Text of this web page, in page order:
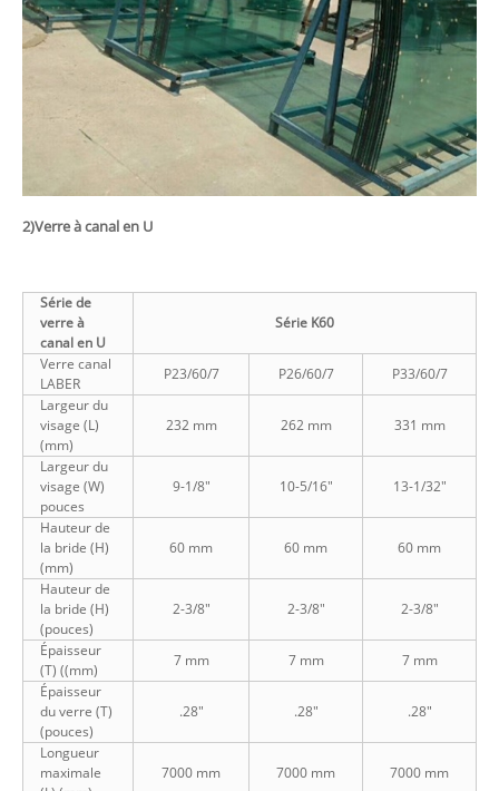
2)Verre à canal en U
Série de
verre à
canal en U
Série K60
Verre canal
LABER
P23/60/7 P26/60/7
P33/60/7
Largeur du
visage (L)
(mm)
232 mm 262 mm 331 mm
Largeur du
visage (W)
pouces
9-1/8" 10-5/16" 13-1/32"
Hauteur de
la bride (H)
(mm)
60 mm 60 mm 60 mm
Hauteur de
la bride (H)
(pouces)
2-3/8" 2-3/8" 2-3/8"
Épaisseur
(T) ((mm)
7 mm 7 mm
7 mm
Épaisseur
du verre (T)
(pouces)
.28" .28" .28"
Longueur
maximale
7000 mm 7000 mm 7000 mm